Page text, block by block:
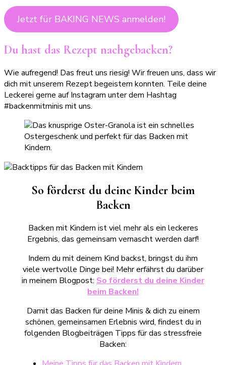
Jetzt für BAKING NEWS anmelden!
Du hast das Rezept nachgebacken?
Wie aufregend! Das freut uns riesig! Wir freuen uns, dass wir
dich mit unserem Rezept begeistern konnten. Teile deine
Leckerei gerne auf Instagram unter dem Hashtag
#backenmitminis mit uns.
So förderst du deine Kinder beim
Backen
Backen mit Kindern ist viel mehr als ein leckeres
Ergebnis, das gemeinsam vernascht werden darf!
Indem du mit deinem Kind backst, bringst du ihm
viele wertvolle Dinge bei! Mehr erfährst du darüber
in meinem Blogpost: So förderst du deine Kinder
beim Backen!
Damit das Backen für deine Minis & dich zu einem
schönen, gemeinsamen Erlebnis wird, findest du in
folgenden Blogbeiträgen Tipps für das stressfreie
Backen: